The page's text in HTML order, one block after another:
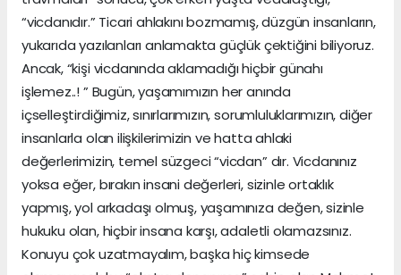
“vicdanıdır.” Ticari ahlakını bozmamış, düzgün insanların,
yukarıda yazılanları anlamakta güçlük çektiğini biliyoruz.
Ancak, “kişi vicdanında aklamadığı hiçbir günahı
işlemez..! ” Bugün, yaşamımızın her anında
içselleştirdiğimiz, sınırlarımızın, sorumluluklarımızın, diğer
insanlarla olan ilişkilerimizin ve hatta ahlaki
değerlerimizin, temel süzgeci “vicdan” dır. Vicdanınız
yoksa eğer, bırakın insani değerleri, sizinle ortaklık
yapmış, yol arkadaşı olmuş, yaşamınıza değen, sizinle
hukuku olan, hiçbir insana karşı, adaletli olamazsınız.
Konuyu çok uzatmayalım, başka hiç kimsede